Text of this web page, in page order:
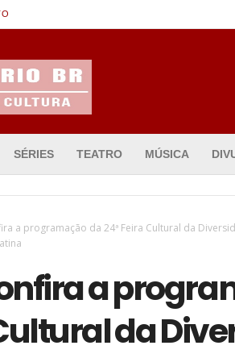
SÉRIES TEATRO MÚSICA
a programação da 24ª Feira Cultural da
a
da